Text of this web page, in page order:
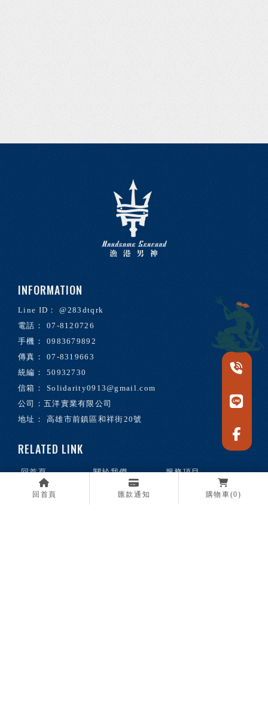
回首頁 匯款通知 購物車(0)
@283dtqrk
07-8120726
0983679892
07-8319663
50932730
Solidarity0913@gmail.com
高雄市前鎮區和祥街20號
回首頁 關於我們 服務項目
最新消息 媒體報導